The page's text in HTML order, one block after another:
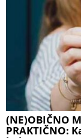
(NE)OBIČNO
PRAKTIČNO: